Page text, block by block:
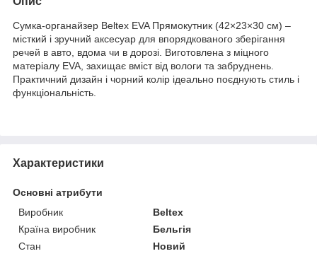
Сумка-органайзер Beltex EVA Прямокутник (42×23×30 см) –
місткий і зручний аксесуар для впорядкованого зберігання
речей в авто, вдома чи в дорозі. Виготовлена з міцного
матеріалу EVA, захищає вміст від вологи та забруднень.
Практичний дизайн і чорний колір ідеально поєднують стиль і
функціональність.
Характеристики
Основні атрибути
Виробник
Beltex
Країна виробник
Бельгія
Стан
Новий